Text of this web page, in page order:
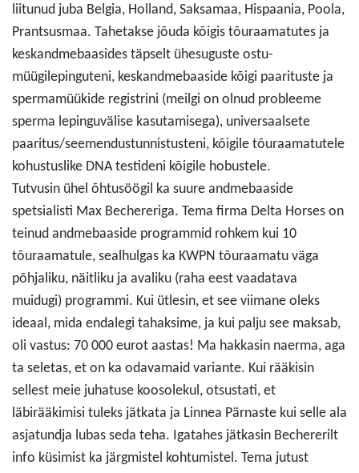
liitunud juba Belgia, Holland, Saksamaa, Hispaania, Poola,
Prantsusmaa. Tahetakse jõuda kõigis tõuraamatutes ja
keskandmebaasides täpselt ühesuguste ostu-
müügilepinguteni, keskandmebaaside kõigi paarituste ja
spermamüükide registrini (meilgi on olnud probleeme
sperma lepinguvälise kasutamisega), universaalsete
paaritus/seemendustunnistusteni, kõigile tõuraamatutele
kohustuslike DNA testideni kõigile hobustele.
Tutvusin ühel õhtusöögil ka suure andmebaaside
spetsialisti Max Bechereriga. Tema firma Delta Horses on
teinud andmebaaside programmid rohkem kui 10
tõuraamatule, sealhulgas ka KWPN tõuraamatu väga
põhjaliku, näitliku ja avaliku (raha eest vaadatava
muidugi) programmi. Kui ütlesin, et see viimane oleks
ideaal, mida endalegi tahaksime, ja kui palju see maksab,
oli vastus: 70 000 eurot aastas! Ma hakkasin naerma, aga
ta seletas, et on ka odavamaid variante. Kui rääkisin
sellest meie juhatuse koosolekul, otsustati, et
läbirääkimisi tuleks jätkata ja Linnea Pärnaste kui selle ala
asjatundja lubas seda teha. Igatahes jätkasin Bechererilt
info küsimist ka järgmistel kohtumistel. Tema jutust